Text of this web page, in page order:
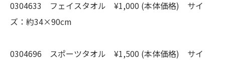
0304633 フェイスタオル ¥1,000 (本体価格) サイ
ズ：約34×90cm
0304696 スポーツタオル ¥1,500 (本体価格) サイ